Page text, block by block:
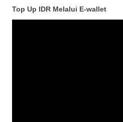
Top Up IDR Melalui E-wallet